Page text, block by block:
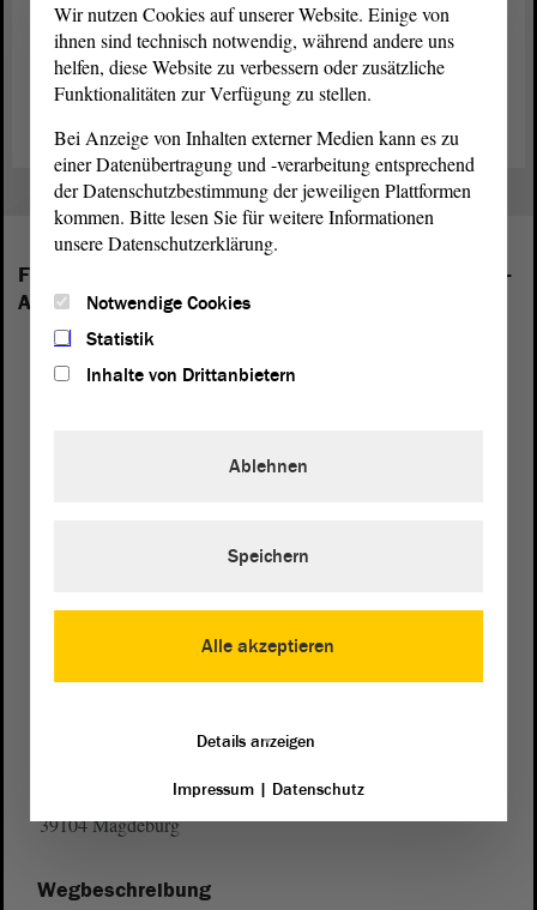
Bericht 16. Parlamentarischer Untersuchungsausschuss
„Wahlfälschung“ (PDF)
Folgende Fraktionen sind im Landtag von Sachsen-
Anhalt vertreten:
39104 Magdeburg
Wegbeschreibung
Wir nutzen Cookies auf unserer Website. Einige von
ihnen sind technisch notwendig, während andere uns
helfen, diese Website zu verbessern oder zusätzliche
Funktionalitäten zur Verfügung zu stellen.
Bei Anzeige von Inhalten externer Medien kann es zu
einer Datenübertragung und -verarbeitung entsprechend
der Datenschutzbestimmung der jeweiligen Plattformen
kommen. Bitte lesen Sie für weitere Informationen
unsere Datenschutzerklärung.
Notwendige Cookies
Statistik
Inhalte von Drittanbietern
Alle akzeptieren
Ablehnen
Speichern
Details anzeigen
Impressum| Datenschutz